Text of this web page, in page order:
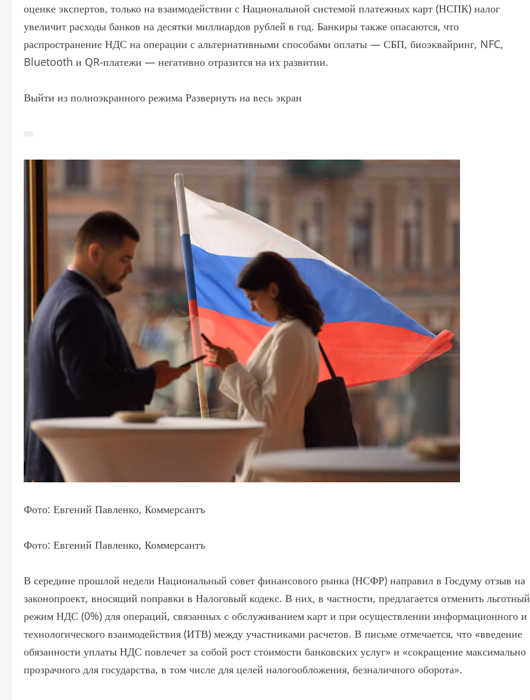
оценке экспертов, только на взаимодействии с Национальной системой платежных карт (НСПК) налог
увеличит расходы банков на десятки миллиардов рублей в год. Банкиры также опасаются, что
распространение НДС на операции с альтернативными способами оплаты — СБП, биоэквайринг, NFC,
Bluetooth и QR-платежи — негативно отразится на их развитии.
Выйти из полноэкранного режима Развернуть на весь экран
Фото: Евгений Павленко, Коммерсантъ
Фото: Евгений Павленко, Коммерсантъ
В середине прошлой недели Национальный совет финансового рынка (НСФР) направил в Госдуму отзыв на
законопроект, вносящий поправки в Налоговый кодекс. В них, в частности, предлагается отменить льготный
режим НДС (0%) для операций, связанных с обслуживанием карт и при осуществлении информационного и
технологического взаимодействия (ИТВ) между участниками расчетов. В письме отмечается, что «введение
обязанности уплаты НДС повлечет за собой рост стоимости банковских услуг» и «сокращение максимально
прозрачного для государства, в том числе для целей налогообложения, безналичного оборота».